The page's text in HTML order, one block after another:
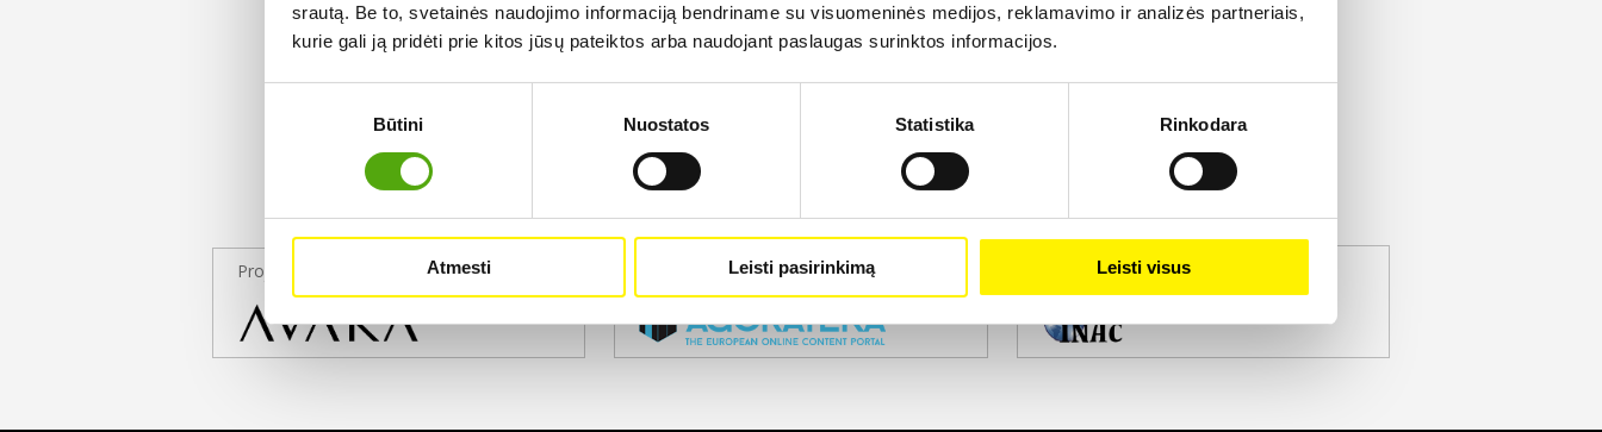
srautą. Be to, svetainės naudojimo informaciją bendriname su visuomeninės medijos, reklamavimo ir analizės partneriais,
kurie gali ją pridėti prie kitos jūsų pateiktos arba naudojant paslaugas surinktos informacijos.
Būtini Nuostatos Statistika Rinkodara
Atmesti Leisti pasirinkimą Leisti visus
Projekto partneris Projekto partneris Projekto partneris